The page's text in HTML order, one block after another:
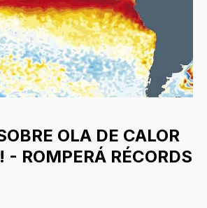
OLA DE CALOR
- ROMPERÁ RÉCORDS